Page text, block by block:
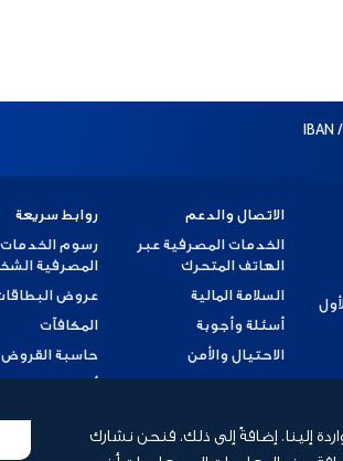
إلينا. إضافةً إلى ذلك، فنحن نشارك
IBAN
الاتصال والدعم
الخدمات المصرفية عبر
الهاتف المتحرك
السلامة المالية
أسئلة وأجوبة
الاحتيال والأمن
تقديم شكوى
روابط سريعة
رسوم الخدمات
المصرفية
عروض
المكافآت
حاسبة القروض
أسعار العملات
وثيقة العميل